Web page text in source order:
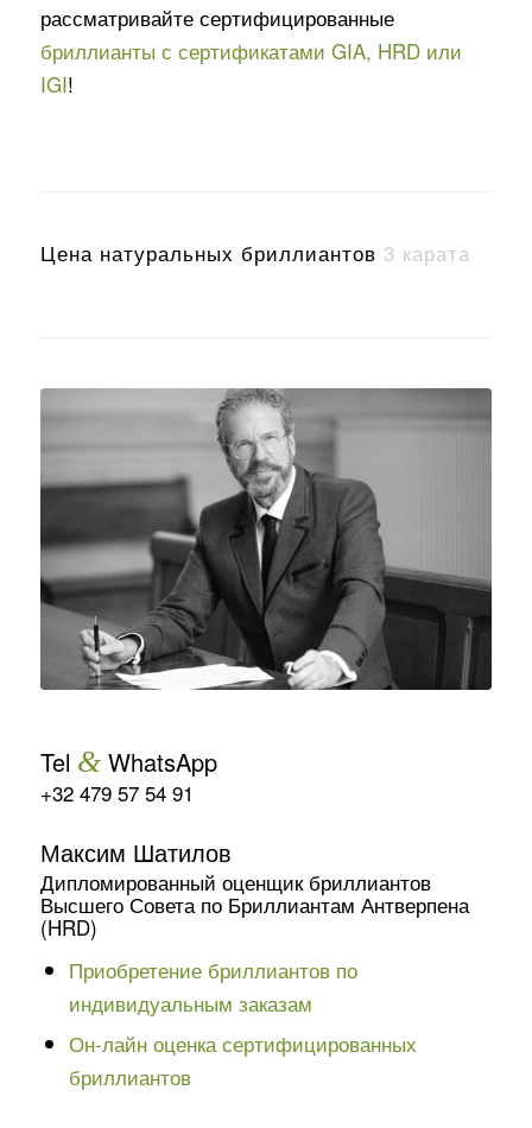
рассматривайте сертифицированные
бриллианты с сертификатами GIA, HRD или
IGI!
Цена натуральных бриллиантов 5 карат
Tel &WhatsApp
+32 479 57 54 91
Максим Шатилов
Дипломированный оценщик бриллиантов
Высшего Совета по Бриллиантам Антверпена
(HRD)
Приобретение бриллиантов по
индивидуальным заказам
Он-лайн оценка сертифицированных
бриллиантов